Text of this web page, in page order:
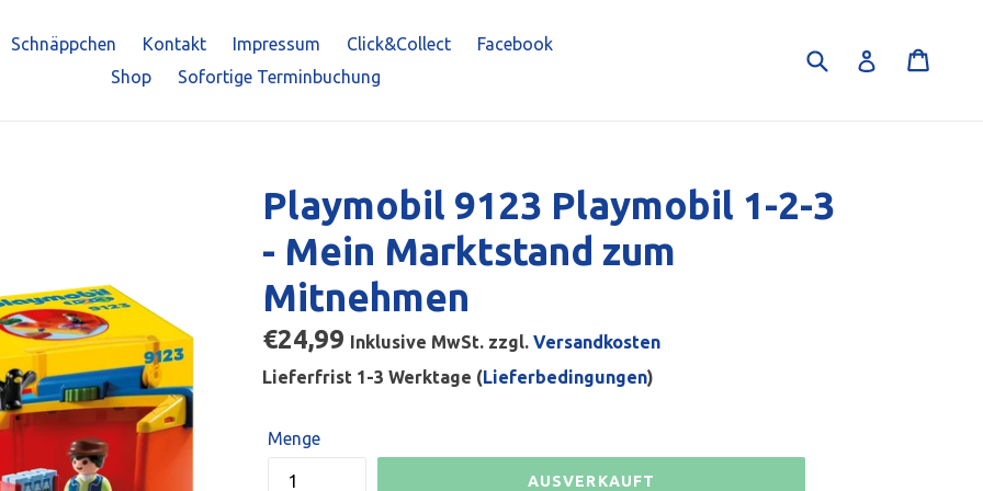
Schnäppchen Kontakt Impressum Click&Collect
Facebook
Shop
Sofortige Terminbuchung
Suchen Einloggen
Playmobil 9123 Playmobil 1-2-3
- Mein Marktstand zum
Mitnehmen
Normaler
Preis
€24,99 Inklusive MwSt. zzgl. Versandkosten
Lieferfrist 1-3 Werktage (Lieferbedingungen)
Menge
AUSVERKAUFT